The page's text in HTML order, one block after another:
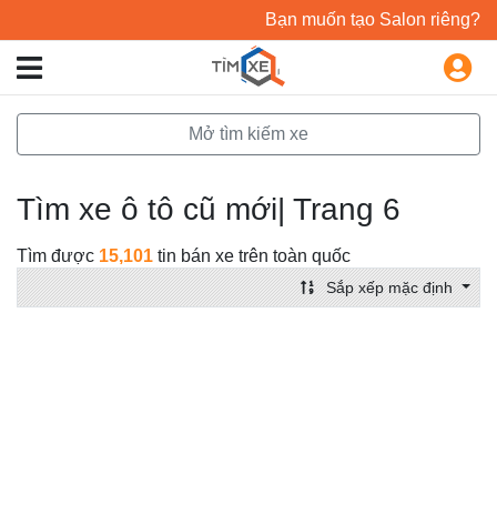
Bạn muốn tạo Salon riêng?
Mở tìm kiếm xe
Tìm xe ô tô cũ mới| Trang 6
Tìm được 15,101 tin bán xe trên toàn quốc
Sắp xếp mặc định